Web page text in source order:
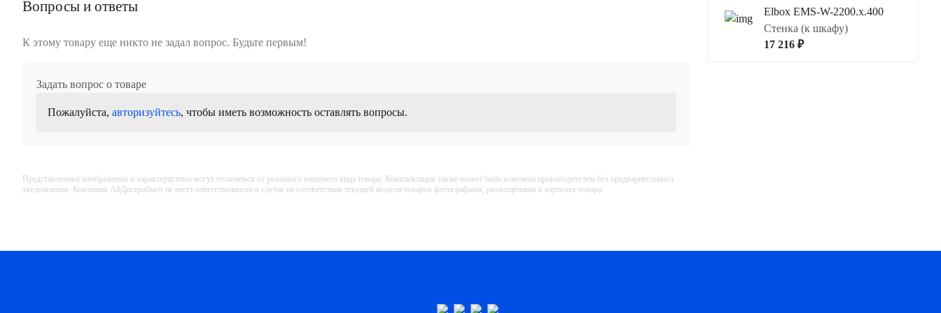
Цоколь (к шкафу)
Вопросы и ответы
К этому товару еще никто не задал вопрос. Будьте первым!
Задать вопрос о товаре
Пожалуйста, авторизуйтесь, чтобы иметь возможность оставлять вопросы.
Представленные изображения и характеристики могут отличаться от реального внешнего вида товара. Комплектация также может быть изменена производителем без предварительного
уведомления. Компания АйДистрибьют не несёт ответственности в случае не соответствия текущей модели товаров фотографиям, размещённым в карточке товара.
Elbox EMS-W-2200.x.400
Стенка (к шкафу)
17 216 ₽